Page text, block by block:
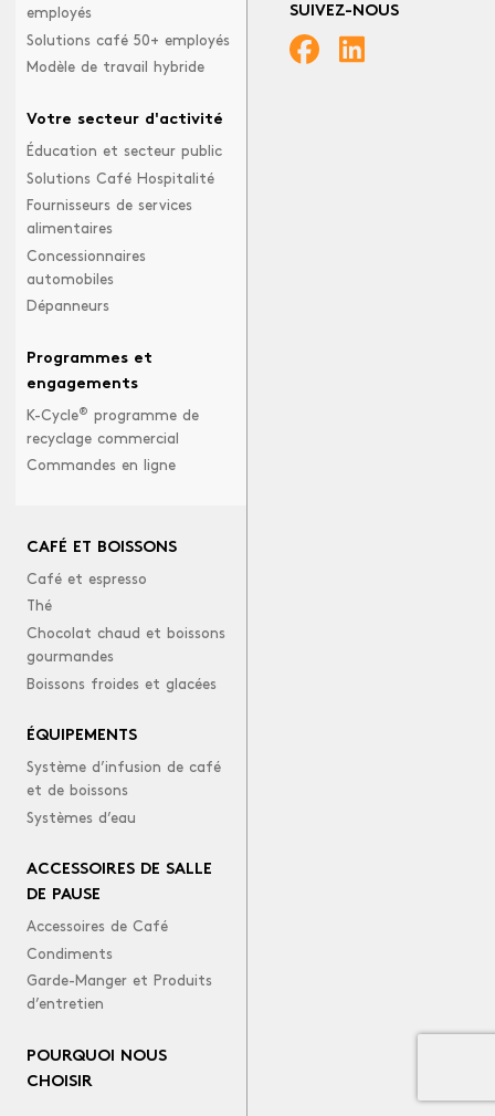
employés
Solutions café 50+ employés
Modèle de travail hybride
Votre secteur d'activité
Éducation et secteur public
Solutions Café Hospitalité
Fournisseurs de services
alimentaires
Concessionnaires
automobiles
Dépanneurs
Programmes et
engagements
K-Cycle® programme de
recyclage commercial
Commandes en ligne
CAFÉ ET BOISSONS
Café et espresso
Thé
Chocolat chaud et boissons
gourmandes
Boissons froides et glacées
ÉQUIPEMENTS
Système d’infusion de café
et de boissons
Systèmes d’eau
ACCESSOIRES DE SALLE
DE PAUSE
Accessoires de Café
Condiments
Garde-Manger et Produits
d’entretien
POURQUOI NOUS
CHOISIR
SUIVEZ-NOUS